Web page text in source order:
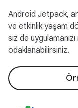
Android Jetpack,
ve etkinlik yaşam
siz de
odaklanabilirsiniz.